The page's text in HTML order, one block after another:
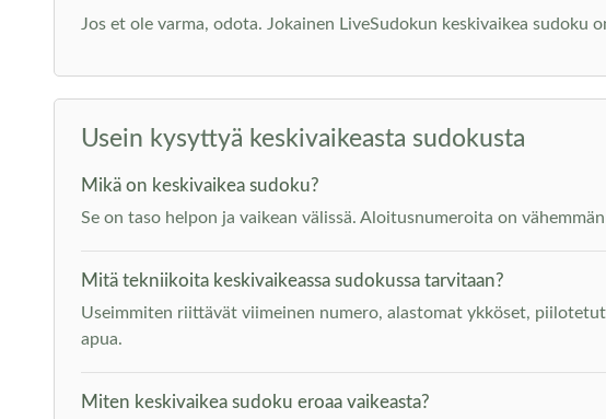
Jos et ole varma, odota. Jokainen LiveSudokun keskivaikea sudoku
Usein kysyttyä keskivaikeasta sudokusta
Mikä on keskivaikea sudoku?
Se on taso helpon ja vaikean välissä. Aloitusnumeroita on
Mitä tekniikoita keskivaikeassa sudokussa tarvitaan?
Useimmiten riittävät viimeinen numero, alastomat ykköset,
apua.
Miten keskivaikea sudoku eroaa vaikeasta?